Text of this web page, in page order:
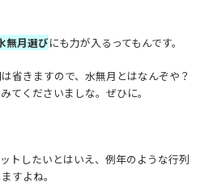
無月選びにも力が入るってもんです。
省きますので、水無月とはなんぞや？
てくださいましな。ぜひに。
トしたいとはいえ、例年のような行列
すよね。